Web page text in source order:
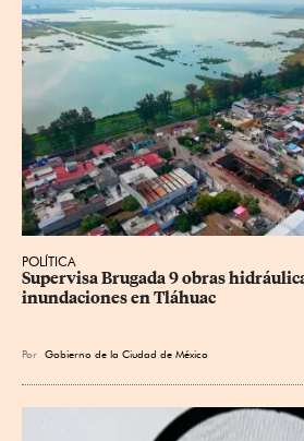
POLÍTICA
Supervisa Brugada 9 obras
inundaciones en Tláhuac
Por Gobierno de la Ciudad de México